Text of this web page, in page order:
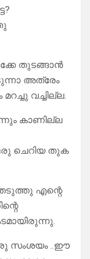
തുടങ്ങാൻ
അത്രേം
വച്ചില്ല.
കാണില്ല
ചെറിയ തുക
എന്റെ
സംശയം ..ഈ